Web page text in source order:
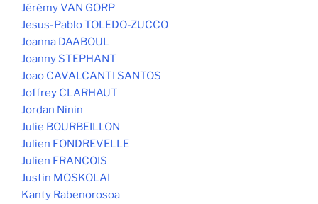
Jérémy VAN GORP
Jesus-Pablo TOLEDO-ZUCCO
Joanna DAABOUL
Joanny STEPHANT
Joao CAVALCANTI SANTOS
Joffrey CLARHAUT
Jordan Ninin
Julie BOURBEILLON
Julien FONDREVELLE
Julien FRANCOIS
Justin MOSKOLAI
Kanty Rabenorosoa